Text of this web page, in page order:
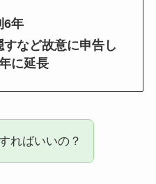
6年
など故意に申告し
に延長
ればいいの？